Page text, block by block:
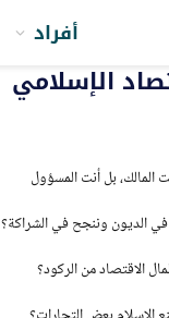
أفراد
الإسلامي
المالك، بل أنت المسؤول
في الديون وننجح في الشراكة؟
الاقتصاد من الركود؟